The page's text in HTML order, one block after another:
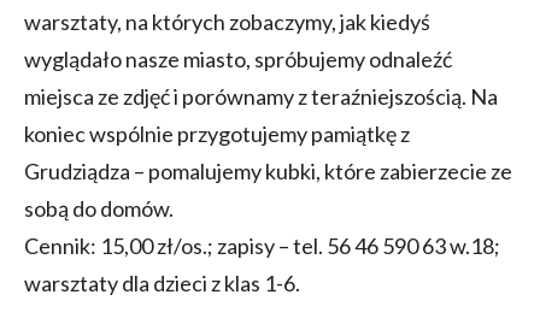
warsztaty, na których zobaczymy, jak kiedyś
wyglądało nasze miasto, spróbujemy odnaleźć
miejsca ze zdjęć i porównamy z teraźniejszością. Na
koniec wspólnie przygotujemy pamiątkę z
Grudziądza – pomalujemy kubki, które zabierzecie ze
sobą do domów.
Cennik: 15,00 zł/os.; zapisy – tel. 56 46 590 63 w.18;
warsztaty dla dzieci z klas 1-6.